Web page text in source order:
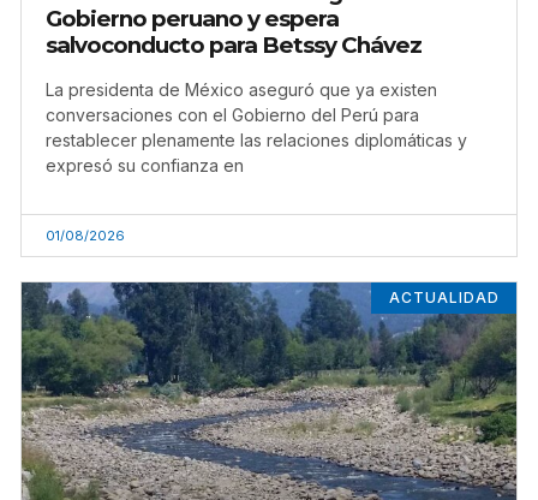
Gobierno peruano y espera
salvoconducto para Betssy Chávez
La presidenta de México aseguró que ya existen
conversaciones con el Gobierno del Perú para
restablecer plenamente las relaciones diplomáticas y
expresó su confianza en
01/08/2026
ACTUALIDAD